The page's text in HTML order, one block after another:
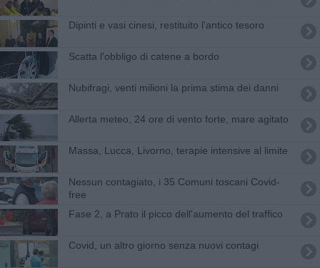
Dipinti e vasi cinesi, restituito l'antico tesoro
Scatta l'obbligo di catene a bordo
Nubifragi, venti milioni la prima stima dei danni
Allerta meteo, 24 ore di vento forte, mare agitato
Massa, Lucca, Livorno, terapie intensive al limite
Nessun contagiato, i 35 Comuni toscani Covid-
free
Fase 2, a Prato il picco dell'aumento del traffico
Covid, un altro giorno senza nuovi contagi